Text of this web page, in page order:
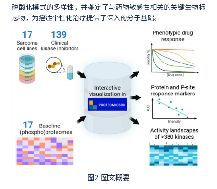
磷酸化模式的多样性，并鉴定了与药物敏感性相关的关键生物标
志物，为癌症个性化治疗提供了深入的分子基础。
图2 图文概要